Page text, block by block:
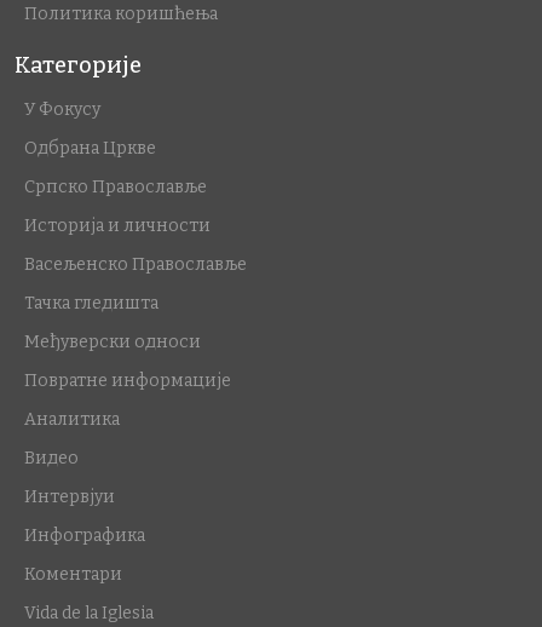
Политика коришћења
Категорије
У Фокусу
Одбрана Цркве
Српско Православље
Историја и личности
Васељенско Православље
Тачка гледишта
Међуверски односи
Повратне информације
Аналитика
Видео
Интервјуи
Инфографика
Коментари
Vida de la Iglesia